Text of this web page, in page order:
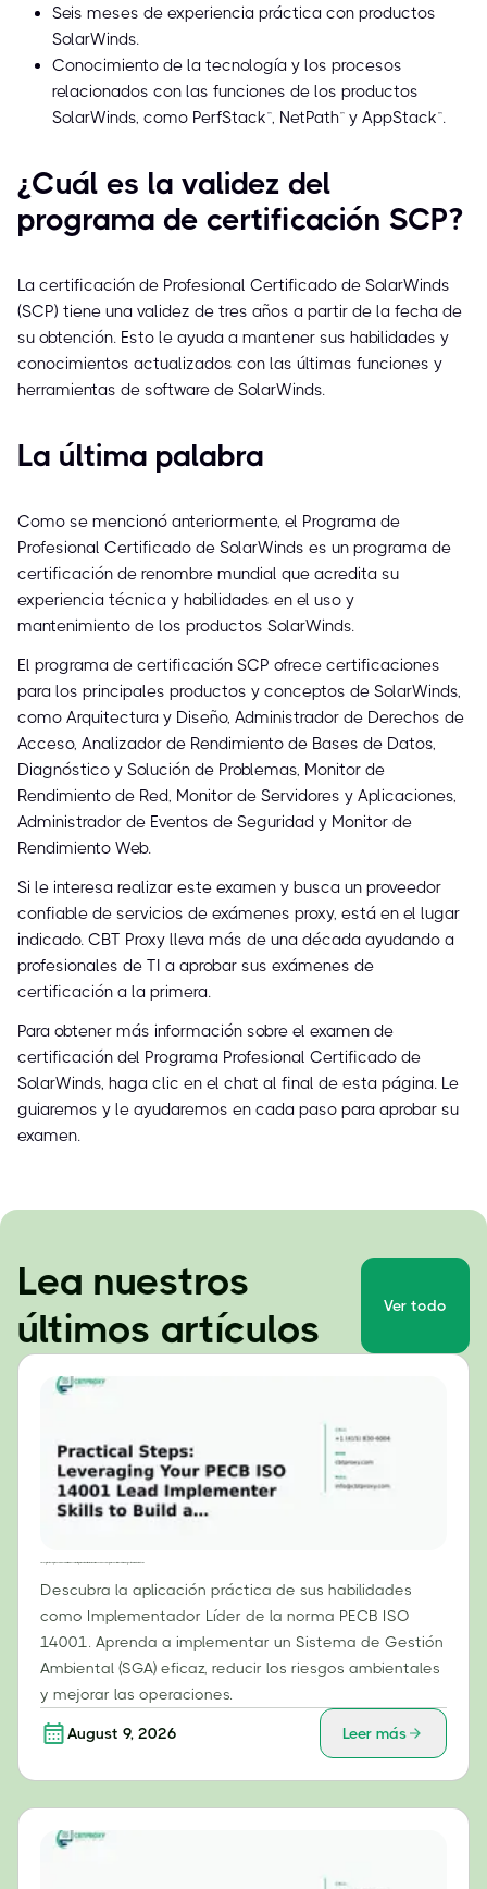
Seis meses de experiencia práctica con productos
SolarWinds.
Conocimiento de la tecnología y los procesos
relacionados con las funciones de los productos
SolarWinds, como PerfStack™, NetPath™ y AppStack™.
¿Cuál es la validez del
programa de certificación SCP?
La certificación de Profesional Certificado de SolarWinds
(SCP) tiene una validez de tres años a partir de la fecha de
su obtención. Esto le ayuda a mantener sus habilidades y
conocimientos actualizados con las últimas funciones y
herramientas de software de SolarWinds.
La última palabra
Como se mencionó anteriormente, el Programa de
Profesional Certificado de SolarWinds es un programa de
certificación de renombre mundial que acredita su
experiencia técnica y habilidades en el uso y
mantenimiento de los productos SolarWinds.
El programa de certificación SCP ofrece certificaciones
para los principales productos y conceptos de SolarWinds,
como Arquitectura y Diseño, Administrador de Derechos de
Acceso, Analizador de Rendimiento de Bases de Datos,
Diagnóstico y Solución de Problemas, Monitor de
Rendimiento de Red, Monitor de Servidores y Aplicaciones,
Administrador de Eventos de Seguridad y Monitor de
Rendimiento Web.
Si le interesa realizar este examen y busca un proveedor
confiable de servicios de exámenes proxy, está en el lugar
indicado. CBT Proxy lleva más de una década ayudando a
profesionales de TI a aprobar sus exámenes de
certificación a la primera.
Para obtener más información sobre el examen de
certificación del Programa Profesional Certificado de
SolarWinds, haga clic en el chat al final de esta página. Le
guiaremos y le ayudaremos en cada paso para aprobar su
examen.
Lea nuestros
últimos artículos
Ver todo
Descubra la aplicación práctica de sus habilidades
como Implementador Líder de la norma PECB ISO
14001. Aprenda a implementar un Sistema de Gestión
Ambiental (SGA) eficaz, reducir los riesgos ambientales
y mejorar las operaciones.
August 9, 2026 Leer más